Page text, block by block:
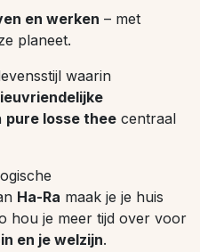
en werken – met
planeet.
waarin
pure losse thee centraal
Ha-Ra maak je je huis
hou je meer tijd over voor
en je welzijn.